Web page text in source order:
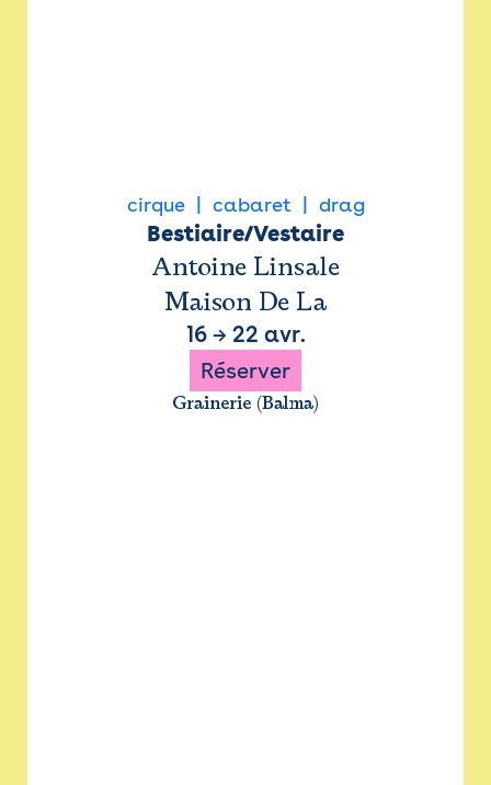
cirque cabaret drag
Bestiaire/Vestaire
Antoine Linsale
Maison De La
16→ 22 avr.
Réserver
Grainerie (Balma)